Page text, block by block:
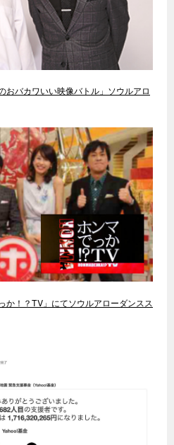
おバカワいい映像バトル」ソウルアロ
か！？TV」にてソウルアローダンスス